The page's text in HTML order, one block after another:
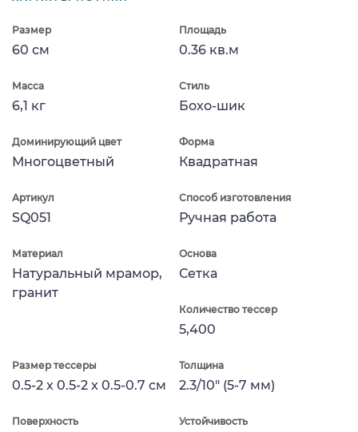
Размер
60 см
Площадь
0.36 кв.м
Масса
6,1 кг
Стиль
Бохо-шик
Доминирующий цвет
Многоцветный
Форма
Квадратная
Артикул
SQ051
Способ изготовления
Ручная работа
Материал
Натуральный мрамор,
гранит
Основа
Сетка
Количество тессер
5,400
Размер тессеры
0.5-2 x 0.5-2 x 0.5-0.7 см
Толщина
2.3/10" (5-7 мм)
Поверхность Устойчивость